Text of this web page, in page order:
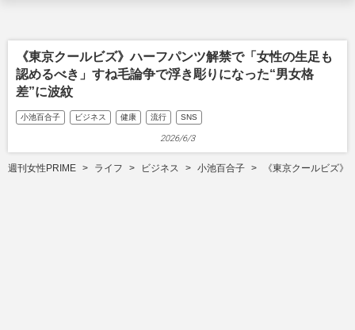
《東京クールビズ》ハーフパンツ解禁で「女性の生足も
認めるべき」すね毛論争で浮き彫りになった“男女格
差”に波紋
小池百合子 ビジネス 健康 流行 SNS
2026/6/3
週刊女性PRIME ライフ ビジネス 小池百合子 《東京クールビズ